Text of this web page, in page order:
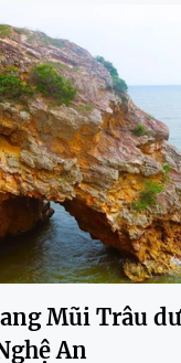
Mũi Trâu
An